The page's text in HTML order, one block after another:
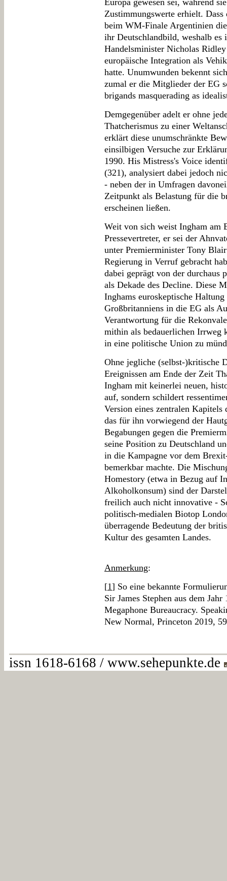
Europa gewesen sei, während
Zustimmungswerte erhielt.
beim WM-Finale Argentinien
ihr Deutschlandbild, weshalb es
Handelsminister Nicholas
europäische Integration als
hatte. Unumwunden bekennt
zumal er die Mitglieder der EG
brigands masquerading as
Demgegenüber adelt er ohne
Thatcherismus zu einer
erklärt diese unumschränkte
einsilbigen Versuche zur
1990. His Mistress's Voice
(321), analysiert dabei jedoch
- neben der in Umfragen
Zeitpunkt als Belastung für die
erscheinen ließen.
Weit von sich weist Ingham am
Pressevertreter, er sei der
unter Premierminister Tony
Regierung in Verruf gebracht
dabei geprägt von der durchaus
als Dekade des Decline. Diese
Inghams euroskeptische
Großbritanniens in die EG als
Verantwortung für die
mithin als bedauerlichen Irrweg
in eine politische Union zu
Ohne jegliche (selbst-)kritische
Ereignissen am Ende der Zeit
Ingham mit keinerlei neuen,
auf, sondern schildert
Version eines zentralen
das für ihn vorwiegend der
Begabungen gegen die
seine Position zu Deutschland
in die Kampagne vor dem
bemerkbar machte. Die
Homestory (etwa in Bezug auf
Alkoholkonsum) sind der
freilich auch nicht innovative -
politisch-medialen Biotop
überragende Bedeutung der
Kultur des gesamten Landes.
Anmerkung:
[1] So eine bekannte
Sir James Stephen aus dem
Megaphone Bureaucracy.
New Normal, Princeton 2019,
issn 1618-6168 / www.sehepunkte.de